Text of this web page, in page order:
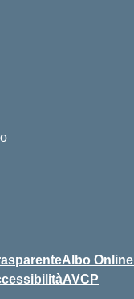
Albo Online
AVCP